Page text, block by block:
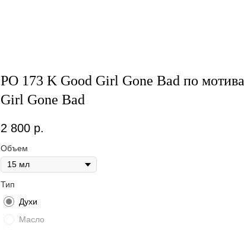
PO 173 K Good Girl Gone Bad по
Girl Gone Bad
2 800 р.
Объем
Тип
Духи
Масло